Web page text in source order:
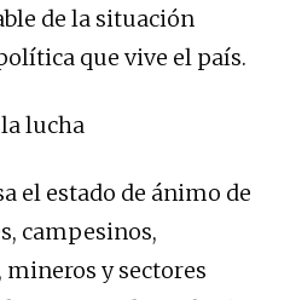
de la situación
que vive el país.
lucha
el estado de ánimo de
campesinos,
y sectores